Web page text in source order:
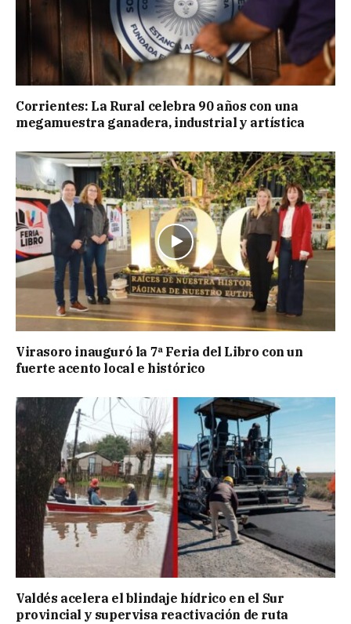
Corrientes: La Rural celebra 90 años con una
megamuestra ganadera, industrial y artística
Virasoro inauguró la 7ª Feria del Libro con un
fuerte acento local e histórico
Valdés acelera el blindaje hídrico en el Sur
provincial y supervisa reactivación de ruta